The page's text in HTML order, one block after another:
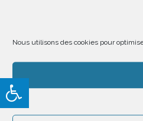
Nous utilisons des cookies pour